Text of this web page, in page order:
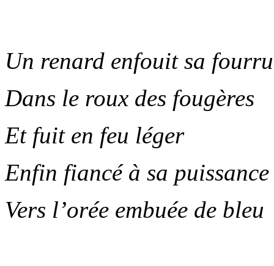
Un renard enfouit sa
Dans le roux des fougères
Et fuit en feu léger
Enfin fiancé à sa puissance
Vers l’orée embuée de bleu